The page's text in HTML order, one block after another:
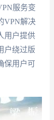
服务变
VPN解决
用户提供
户绕过版
保用户可